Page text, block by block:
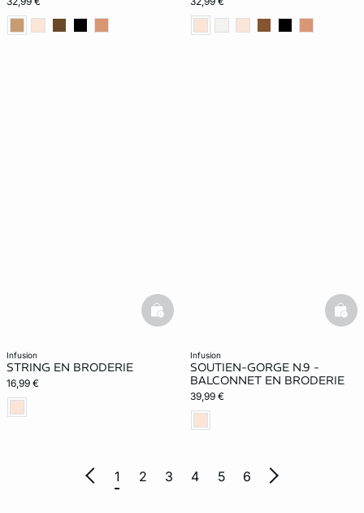
infusion
STRING EN BRODERIE
16,99 €
basketfull
infusion
SOUTIEN-GORGE N.9 -
BALCONNET EN BRODERIE
39,99 €
1 2 3 4 5 6